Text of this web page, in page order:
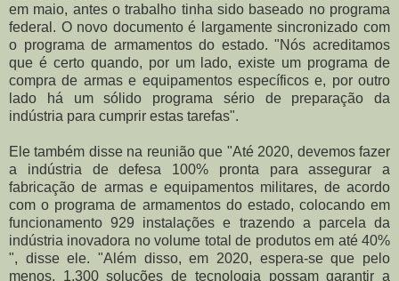
em maio, antes o trabalho tinha sido baseado no programa
federal. O novo documento é largamente sincronizado com
o programa de armamentos do estado. "Nós acreditamos
que é certo quando, por um lado, existe um programa de
compra de armas e equipamentos específicos e, por outro
lado há um sólido programa sério de preparação da
indústria para cumprir estas tarefas".
Ele também disse na reunião que "Até 2020, devemos fazer
a indústria de defesa 100% pronta para assegurar a
fabricação de armas e equipamentos militares, de acordo
com o programa de armamentos do estado, colocando em
funcionamento 929 instalações e trazendo a parcela da
indústria inovadora no volume total de produtos em até 40%
", disse ele. "Além disso, em 2020, espera-se que pelo
menos, 1.300 soluções de tecnologia possam garantir a